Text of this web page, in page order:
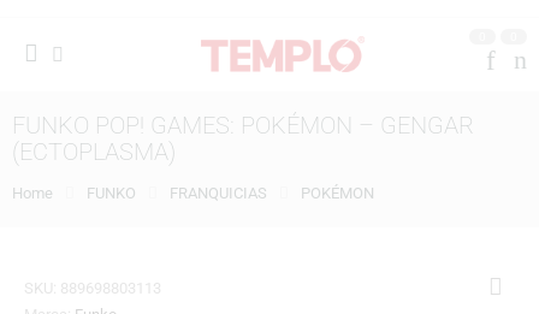
FUNKO POP! GAMES: POKÉMON – GENGAR
(ECTOPLASMA)
Home FUNKO FRANQUICIAS POKÉMON
SKU: 889698803113